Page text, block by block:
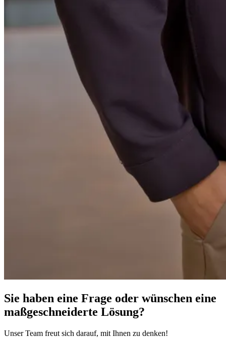
Sie haben eine Frage oder wünschen eine
maßgeschneiderte Lösung?
Unser Team freut sich darauf, mit Ihnen zu denken!